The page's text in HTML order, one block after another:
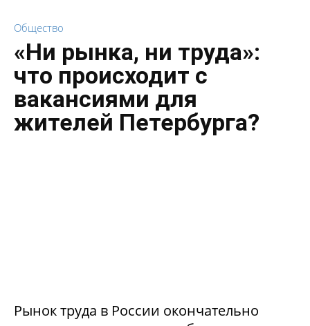
Общество
«Ни рынка, ни труда»:
что происходит с
вакансиями для
жителей Петербурга?
Рынок труда в России окончательно